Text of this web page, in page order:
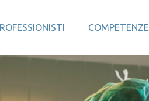
COMPETENZE